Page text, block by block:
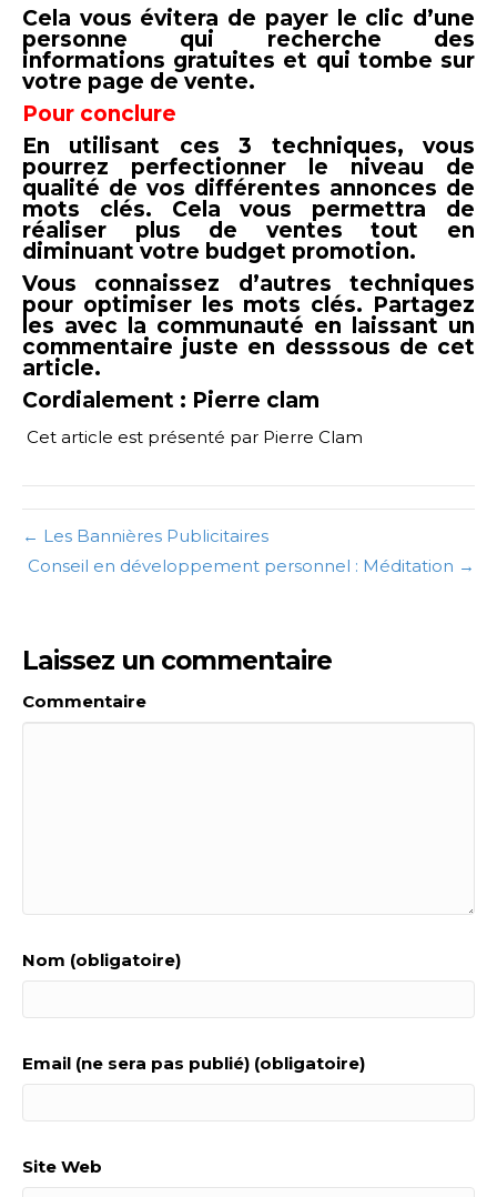
Cela vous évitera de payer le clic d’une
personne qui recherche des
informations gratuites et qui tombe sur
votre page de vente.
Pour conclure
En utilisant ces 3 techniques, vous
pourrez perfectionner le niveau de
qualité de vos différentes annonces de
mots clés. Cela vous permettra de
réaliser plus de ventes tout en
diminuant votre budget promotion.
Vous connaissez d’autres techniques
pour optimiser les mots clés. Partagez
les avec la communauté en laissant un
commentaire juste en desssous de cet
article.
Cordialement : Pierre clam
Cet article est présenté par Pierre Clam
← Les Bannières Publicitaires
Conseil en développement personnel : Méditation →
Laissez un commentaire
Commentaire
Nom (obligatoire)
Email (ne sera pas publié) (obligatoire)
Site Web